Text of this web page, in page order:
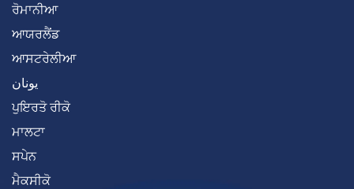
ਰੋਮਾਨੀਆ
ਆਯਰਲੈਂਡ
ਆਸਟਰੇਲੀਆ
يونان
ਪੁਇਰਤੋ ਰੀਕੋ
ਮਾਲਟਾ
ਸਪੇਨ
ਮੈਕਸੀਕੋ